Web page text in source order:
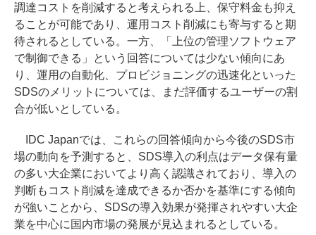
調達コストを削減すると考えられる上、保守料金も抑え
ることが可能であり、運用コスト削減にも寄与すると期
待されるとしている。一方、「上位の管理ソフトウェア
で制御できる」という回答については少ない傾向にあ
り、運用の自動化、プロビジョニングの迅速化といった
SDSのメリットについては、まだ評価するユーザーの割
合が低いとしている。
IDC Japanでは、これらの回答傾向から今後のSDS市
場の動向を予測すると、SDS導入の利点はデータ保有量
の多い大企業においてより高く認識されており、導入の
判断もコスト削減を達成できるか否かを基準にする傾向
が強いことから、SDSの導入効果が発揮されやすい大企
業を中心に国内市場の発展が見込まれるとしている。